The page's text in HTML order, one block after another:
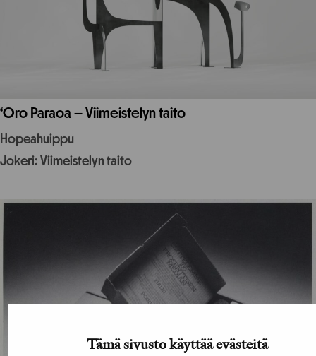
Tämä sivusto käyttää evästeitä
‘Oro Paraoa – Viimeistelyn taito
Hopeahuippu
Jokeri: Viimeistelyn taito